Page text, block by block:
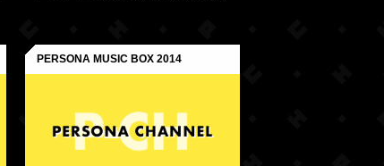
PERSONA MUSIC BOX 2014